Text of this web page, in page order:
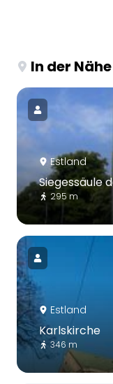
In der
Estland
Siegessäule
295 m
Estland
Karlskirche
346 m